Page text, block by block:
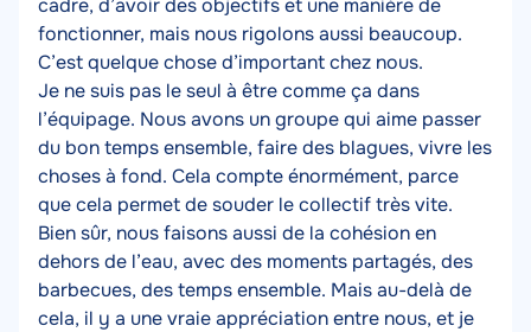
fonctionner, mais nous rigolons aussi beaucoup.
C’est quelque chose d’important chez nous.
Je ne suis pas le seul à être comme ça dans
l’équipage. Nous avons un groupe qui aime passer
du bon temps ensemble, faire des blagues, vivre les
choses à fond. Cela compte énormément, parce
que cela permet de souder le collectif très vite.
Bien sûr, nous faisons aussi de la cohésion en
dehors de l’eau, avec des moments partagés, des
barbecues, des temps ensemble. Mais au-delà de
cela, il y a une vraie appréciation entre nous, et je